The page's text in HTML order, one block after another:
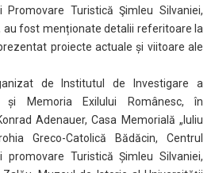
Turistică Şimleu Silvaniei,
au fost menționate detalii referitoare la
proiecte actuale și viitoare ale
de Institutul de Investigare a
și Memoria Exilului Românesc, în
Adenauer, Casa Memorială „Iuliu
Greco-Catolică Bădăcin, Centrul
Turistică Șimleu Silvaniei,